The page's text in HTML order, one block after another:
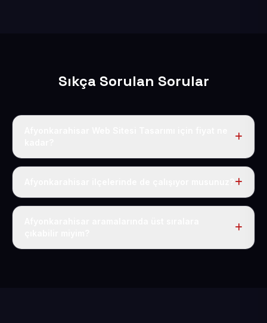
Sıkça Sorulan Sorular
Afyonkarahisar dahil Türkiye’nin her yerinde geçerli
Elbette; Afyonkarahisar iline bağlı bütün ilçelere